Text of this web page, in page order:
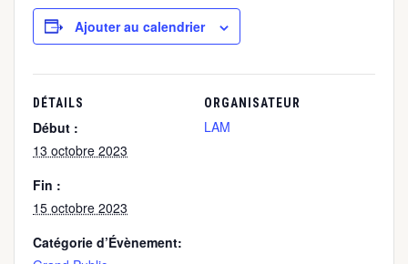
Ajouter au calendrier
DÉTAILS
Début :
13 octobre 2023
Fin :
15 octobre 2023
Catégorie d’Évènement:
ORGANISATEUR
LAM